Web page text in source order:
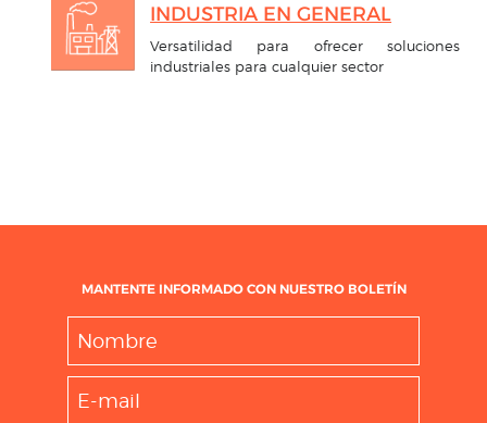
INDUSTRIA EN GENERAL
Versatilidad para ofrecer soluciones
industriales para cualquier sector
MANTENTE INFORMADO CON NUESTRO BOLETÍN